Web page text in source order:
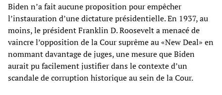
Biden n’a fait aucune proposition pour empêcher
l’instauration d’une dictature présidentielle. En 1937, au
moins, le président Franklin D. Roosevelt a menacé de
vaincre l’opposition de la Cour suprême au «New Deal» en
nommant davantage de juges, une mesure que Biden
aurait pu facilement justifier dans le contexte d’un
scandale de corruption historique au sein de la Cour.